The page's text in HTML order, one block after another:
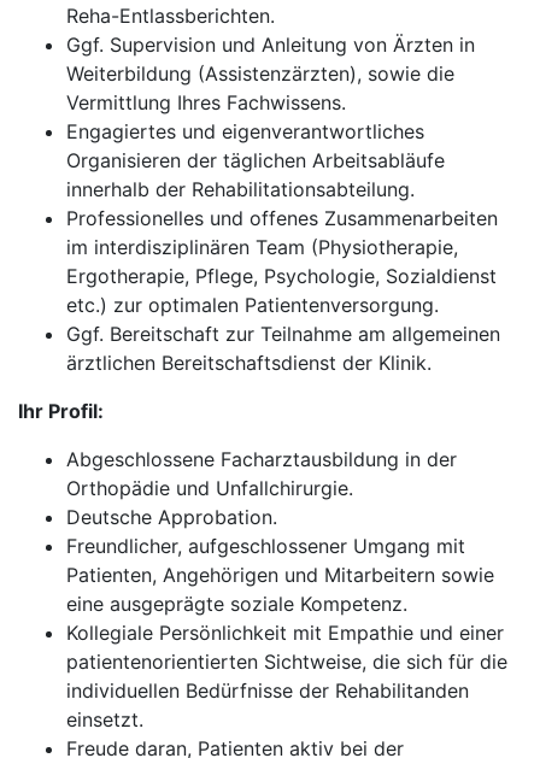
Reha-Entlassberichten.
Ggf. Supervision und Anleitung von Ärzten in
Weiterbildung (Assistenzärzten), sowie die
Vermittlung Ihres Fachwissens.
Engagiertes und eigenverantwortliches
Organisieren der täglichen Arbeitsabläufe
innerhalb der Rehabilitationsabteilung.
Professionelles und offenes Zusammenarbeiten
im interdisziplinären Team (Physiotherapie,
Ergotherapie, Pflege, Psychologie, Sozialdienst
etc.) zur optimalen Patientenversorgung.
Ggf. Bereitschaft zur Teilnahme am allgemeinen
ärztlichen Bereitschaftsdienst der Klinik.
Ihr Profil:
Abgeschlossene Facharztausbildung in der
Orthopädie und Unfallchirurgie.
Deutsche Approbation.
Freundlicher, aufgeschlossener Umgang mit
Patienten, Angehörigen und Mitarbeitern sowie
eine ausgeprägte soziale Kompetenz.
Kollegiale Persönlichkeit mit Empathie und einer
patientenorientierten Sichtweise, die sich für die
individuellen Bedürfnisse der Rehabilitanden
einsetzt.
Freude daran, Patienten aktiv bei der